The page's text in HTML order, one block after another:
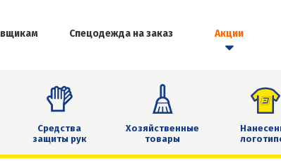
Спецодежда на заказ Акции
Средства
защиты рук
Хозяйственные
товары